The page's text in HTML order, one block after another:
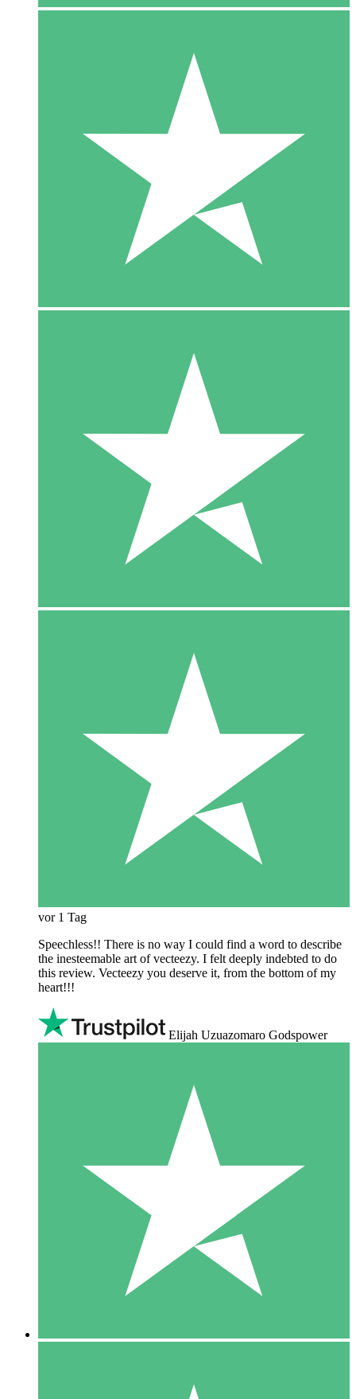
vor 1 Tag
Speechless!! There is no way I could find a word to describe
the inesteemable art of vecteezy. I felt deeply indebted to do
this review. Vecteezy you deserve it, from the bottom of my
heart!!!
Elijah Uzuazomaro Godspower